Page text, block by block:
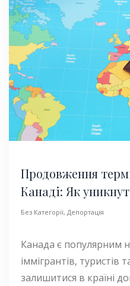
Продовження
Канаді: Як
Без Категорії, Депортація
Канада є популярним
іммігрантів, туристів
залишитися в країні